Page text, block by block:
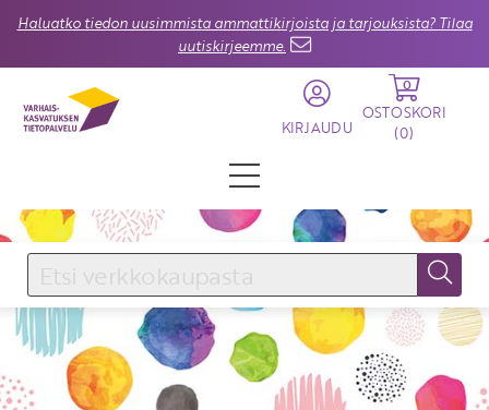
Haluatko tiedon uusimmista ammattikirjoista ja tarjouksista? Tilaa
uutiskirjeemme.
KIRJAUDU
0
OSTOSKORI
(0)
KIRJAUDU SISÄÄN
Käyttäjätunnus
Salasana